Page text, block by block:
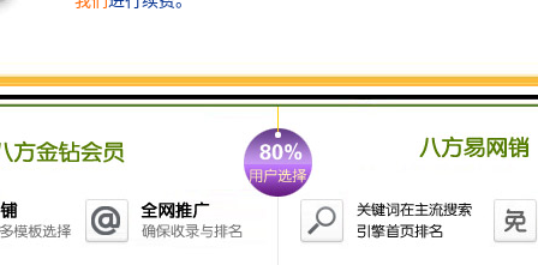
达18万平方米，提供丰富的商业选择。
7分钟内可抵达跨越华强路、华强北、华新三个换乘地铁
站的华强北地铁商业街，可提供约5万平方米时尚而具有
人文艺术气息的商业业态组合。
项目正北方即为147公顷的深圳中心公园，尽享生态美景